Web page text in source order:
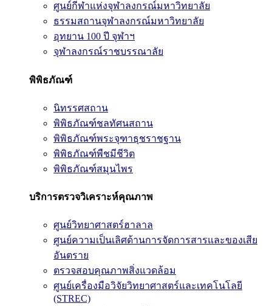
ศูนย์กีฬาแห่งจุฬาลงกรณ์มหาวิทยาลัย
ธรรมสถานจุฬาลงกรณ์มหาวิทยาลัย
อุทยาน 100 ปี จุฬาฯ
จุฬาลงกรณ์ราชบรรณาลัย
พิพิธภัณฑ์
นิทรรศสถาน
พิพิธภัณฑ์ชลทัศนสถาน
พิพิธภัณฑ์พระจุฑาธุชราชฐาน
พิพิธภัณฑ์พืชมีชีวิต
พิพิธภัณฑ์สมุนไพร
บริการตรวจวิเคราะห์คุณภาพ
ศูนย์วิทยาศาสตร์ฮาลาล
ศูนย์ความเป็นเลิศด้านการจัดการสารและของเสีย
อันตราย
ตรวจสอบคุณภาพสิ่งแวดล้อม
ศูนย์เครื่องมือวิจัยวิทยาศาสตร์และเทคโนโลยี
(STREC)